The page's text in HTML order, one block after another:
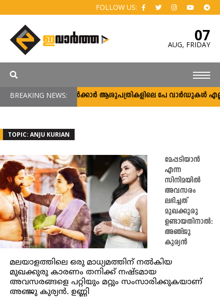
FOLLOW US:
07
AUG, FRIDAY
BREAKING NEWS:സർക്കാർ ആശുപത്രികളിലെ പേ വാർഡുകൾ
TOPIC: ANJU KURIAN
മേപ്പടിയാൻ
എന്ന
സിനിമയിൽ
അവസരം
ലഭിച്ചത്
മുഖക്കുരു
ഉണ്ടായതിനാൽ:
അഞ്ജു
കുര്യൻ
മലയാളത്തിലെ ഒരു മാധ്യമത്തിന് നൽകിയ
മുഖക്കുരു കാരണം തനിക്ക് നഷ്ടമായ
അവസരങ്ങളെ പറ്റിയും മറ്റും സംസാരിക്കുകയാണ്
അഞ്ജു കുര്യൻ. ഉണ്ണി